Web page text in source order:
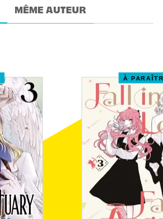
MÊME AUTEUR
À